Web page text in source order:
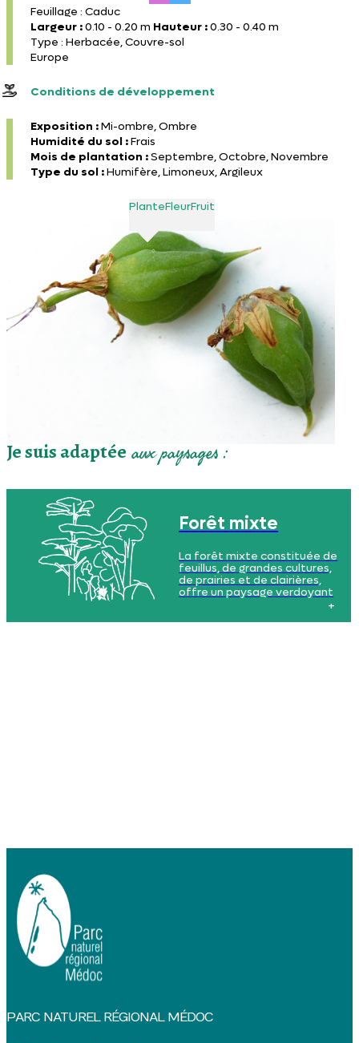
Feuillage : Caduc
Largeur :0.10 - 0.20 m Hauteur :0.30 - 0.40 m
Type : Herbacée, Couvre-sol
Europe
Conditions de développement
Exposition :Mi-ombre, Ombre
Humidité du sol :Frais
Mois de plantation :Septembre, Octobre, Novembre
Type du sol :Humifère, Limoneux, Argileux
PlanteFleurFruit
Je suis adaptée aux paysages :
Forêt mixte
La forêt mixte constituée de
feuillus, de grandes cultures,
de prairies et de clairières,
offre un paysage verdoyant
et diversifié, où le sol de moins
PARC NATUREL RÉGIONAL MÉDOC